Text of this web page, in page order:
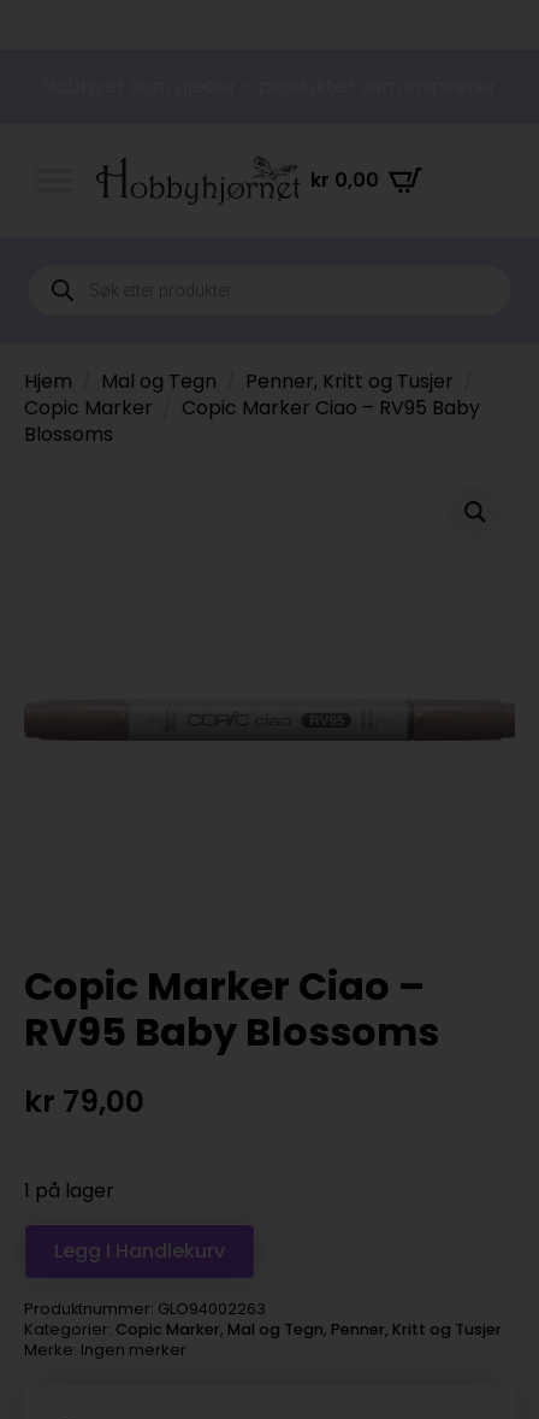
kr 0,00
Products
search
Hjem Mal og Tegn
Penner, Kritt og Tusjer
Copic Marker
Copic Marker Ciao – RV95 Baby
Blossoms
Copic Marker Ciao –
RV95 Baby Blossoms
kr 79,00
1 på lager
Legg I Handlekurv
Produktnummer: GLO94002263
Kategorier: Copic Marker, Mal og Tegn, Penner, Kritt og Tusjer
Merke: Ingen merker